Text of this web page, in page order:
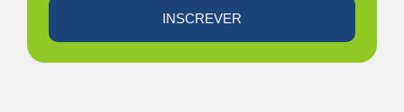
INSCREVER